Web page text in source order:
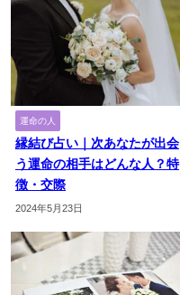
運命の人
縁結び占い｜次あなたが出会
う運命の相手はどんな人？特
徴・交際
2024年5月23日